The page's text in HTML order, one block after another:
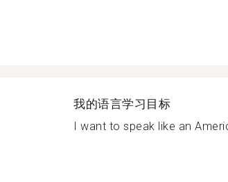
我的语言学习目标
I want to speak like an